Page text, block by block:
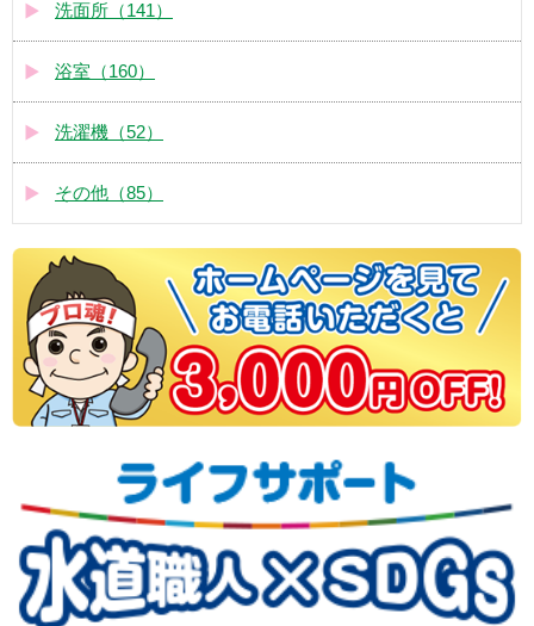
洗面所（141）
浴室（160）
洗濯機（52）
その他（85）